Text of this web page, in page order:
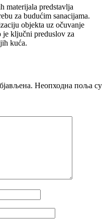
materijala predstavlja
za budućim sanacijama.
objekta uz očuvanje
je ključni preduslov za
kuća.
Неопходна поља су